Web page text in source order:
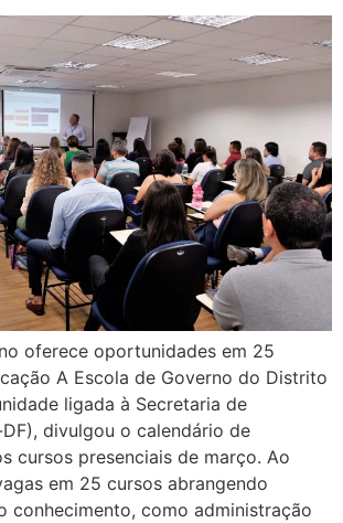
oferece oportunidades em 25
A Escola de Governo do Distrito
ligada à Secretaria de
divulgou o calendário de
cursos presenciais de março. Ao
em 25 cursos abrangendo
conhecimento, como administração